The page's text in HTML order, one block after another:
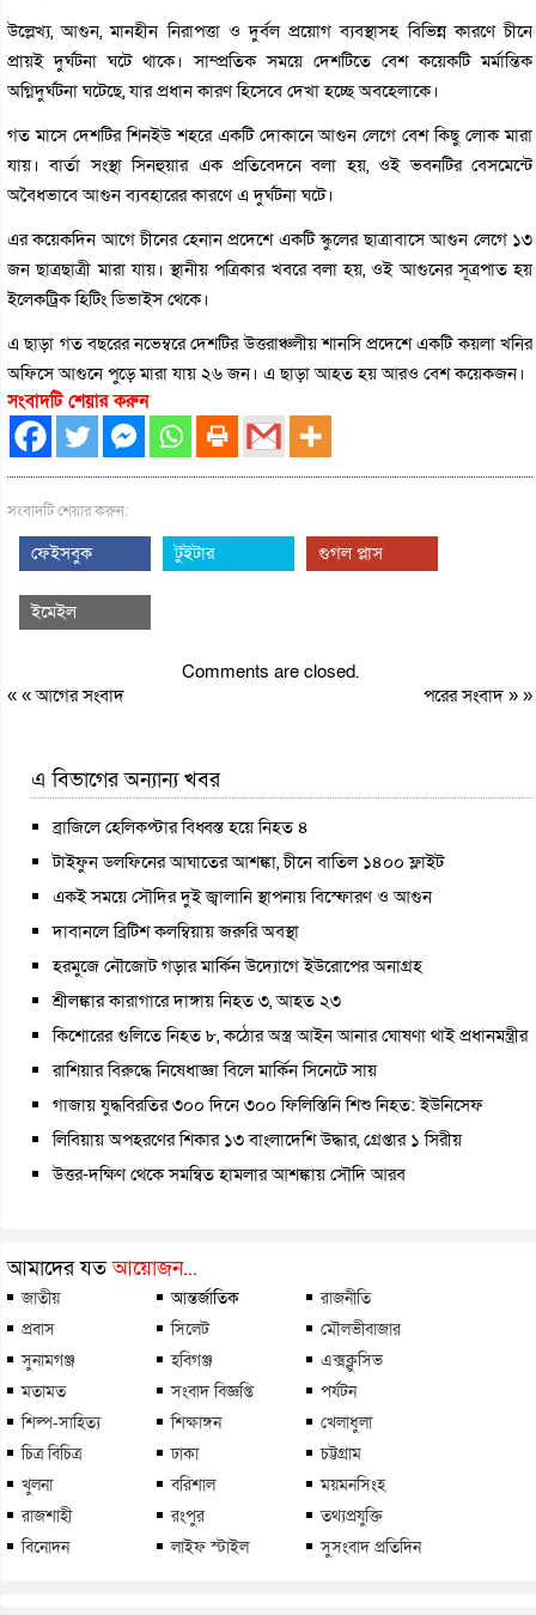
উল্লেখ্য, আগুন, মানহীন নিরাপত্তা ও দুর্বল প্রয়োগ ব্যবস্থাসহ বিভিন্ন কারণে চীনে
প্রায়ই দুর্ঘটনা ঘটে থাকে। সাম্প্রতিক সময়ে দেশটিতে বেশ কয়েকটি মর্মান্তিক
অগ্নিদুর্ঘটনা ঘটেছে, যার প্রধান কারণ হিসেবে দেখা হচ্ছে অবহেলাকে।
গত মাসে দেশটির শিনইউ শহরে একটি দোকানে আগুন লেগে বেশ কিছু লোক মারা
যায়। বার্তা সংস্থা সিনহুয়ার এক প্রতিবেদনে বলা হয়, ওই ভবনটির বেসমেন্টে
অবৈধভাবে আগুন ব্যবহারের কারণে এ দুর্ঘটনা ঘটে।
এর কয়েকদিন আগে চীনের হেনান প্রদেশে একটি স্কুলের ছাত্রাবাসে আগুন লেগে ১৩
জন ছাত্রছাত্রী মারা যায়। স্থানীয় পত্রিকার খবরে বলা হয়, ওই আগুনের সূত্রপাত হয়
ইলেকট্রিক হিটিং ডিভাইস থেকে।
এ ছাড়া গত বছরের নভেম্বরে দেশটির উত্তরাঞ্চলীয় শানসি প্রদেশে একটি কয়লা খনির
অফিসে আগুনে পুড়ে মারা যায় ২৬ জন। এ ছাড়া আহত হয় আরও বেশ কয়েকজন।
সংবাদটি শেয়ার করুন
সংবাদটি শেয়ার করুন:
ফেইসবুক টুইটার গুগল প্লাস
ইমেইল
Comments are closed.
« «আগের সংবাদ পরের সংবাদ» »
এ বিভাগের অন্যান্য খবর
ব্রাজিলে হেলিকপ্টার বিধ্বস্ত হয়ে নিহত ৪
টাইফুন ডলফিনের আঘাতের আশঙ্কা, চীনে বাতিল ১৪০০ ফ্লাইট
একই সময়ে সৌদির দুই জ্বালানি স্থাপনায় বিস্ফোরণ ও আগুন
দাবানলে ব্রিটিশ কলম্বিয়ায় জরুরি অবস্থা
হরমুজে নৌজোট গড়ার মার্কিন উদ্যোগে ইউরোপের অনাগ্রহ
শ্রীলঙ্কার কারাগারে দাঙ্গায় নিহত ৩, আহত ২৩
কিশোরের গুলিতে নিহত ৮, কঠোর অস্ত্র আইন আনার ঘোষণা থাই প্রধানমন্ত্রীর
রাশিয়ার বিরুদ্ধে নিষেধাজ্ঞা বিলে মার্কিন সিনেটে সায়
গাজায় যুদ্ধবিরতির ৩০০ দিনে ৩০০ ফিলিস্তিনি শিশু নিহত: ইউনিসেফ
লিবিয়ায় অপহরণের শিকার ১৩ বাংলাদেশি উদ্ধার, গ্রেপ্তার ১ সিরীয়
উত্তর-দক্ষিণ থেকে সমন্বিত হামলার আশঙ্কায় সৌদি আরব
আমাদের যতআয়োজন...
জাতীয় আন্তর্জাতিক
রাজনীতি
প্রবাস
সিলেট
মৌলভীবাজার
সুনামগঞ্জ
হবিগঞ্জ
এক্সক্লুসিভ
মতামত
সংবাদ বিজ্ঞপ্তি
পর্যটন
শিল্প-সাহিত্য
শিক্ষাঙ্গন
খেলাধুলা
চিত্র বিচিত্র
ঢাকা
চট্টগ্রাম
খুলনা
বরিশাল
ময়মনসিংহ
রাজশাহী
রংপুর
তথ্যপ্রযুক্তি
বিনোদন
লাইফ স্টাইল সুসংবাদ প্রতিদিন